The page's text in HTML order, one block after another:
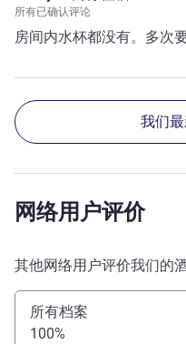
所有已确认评论
房间内水杯都没有。多次
我们
网络用户评价
其他网络用户评价我们的
所有档案
100%